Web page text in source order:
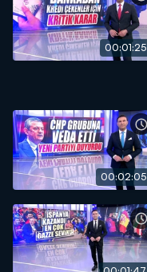
00:01:25
00:02:05